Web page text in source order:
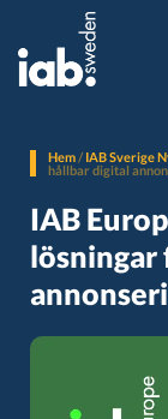
Hem/ IAB Sverige
hållbar digital
IAB
lösningar